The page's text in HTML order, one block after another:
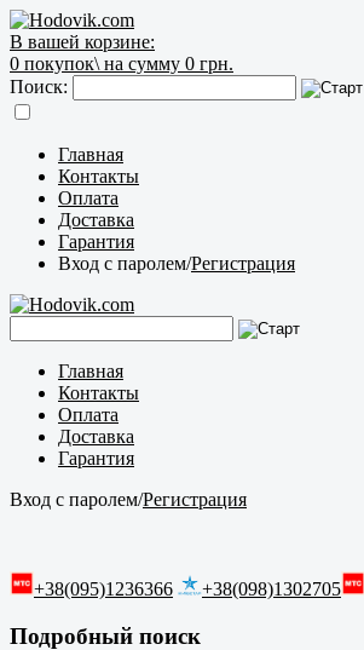
В вашей корзине:
0 покупок\ на сумму 0 грн.
Поиск:
Главная
Контакты
Оплата
Доставка
Гарантия
Вход с паролем/Регистрация
Главная
Контакты
Оплата
Доставка
Гарантия
Вход с паролем/Регистрация
+38(095)1236366 +38(098)1302705
Подробный поиск